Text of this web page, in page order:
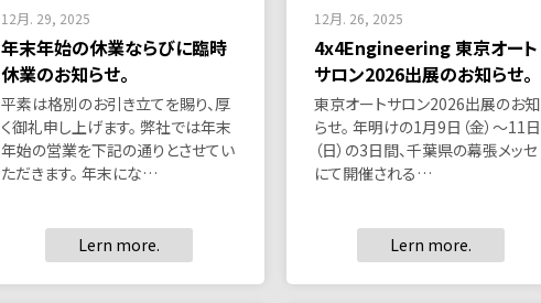
12月. 29, 2025
年末年始の休業ならびに臨時
休業のお知らせ。
平素は格別のお引き立てを賜り、厚
く御礼申し上げます。 弊社では年末
年始の営業を下記の通りとさせてい
ただきます。 年末にな…
Lern more.
12月. 26, 2025
4x4Engineering 東京オート
サロン2026出展のお知らせ。
東京オートサロン2026出展のお知
らせ。 年明けの1月9日（金）〜11日
（日）の3日間、千葉県の幕張メッセ
にて開催される…
Lern more.